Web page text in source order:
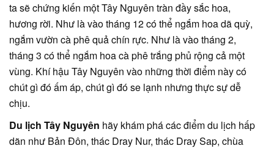
ta sẽ chứng kiến một Tây Nguyên tràn đầy sắc hoa,
hương rời. Như là vào tháng 12 có thể ngắm hoa dã quỳ,
ngắm vườn cà phê quả chín rực. Như là vào tháng 2,
tháng 3 có thể ngắm hoa cà phê trắng phủ rộng cả một
vùng. Khí hậu Tây Nguyên vào những thời điểm này có
chút gì đó ấm áp, chút gì đó se lạnh nhưng thực sự dễ
chịu.
Du lịch Tây Nguyên hãy khám phá các điểm du lịch hấp
dãn như Bản Đôn, thác Dray Nur, thác Dray Sap, chùa